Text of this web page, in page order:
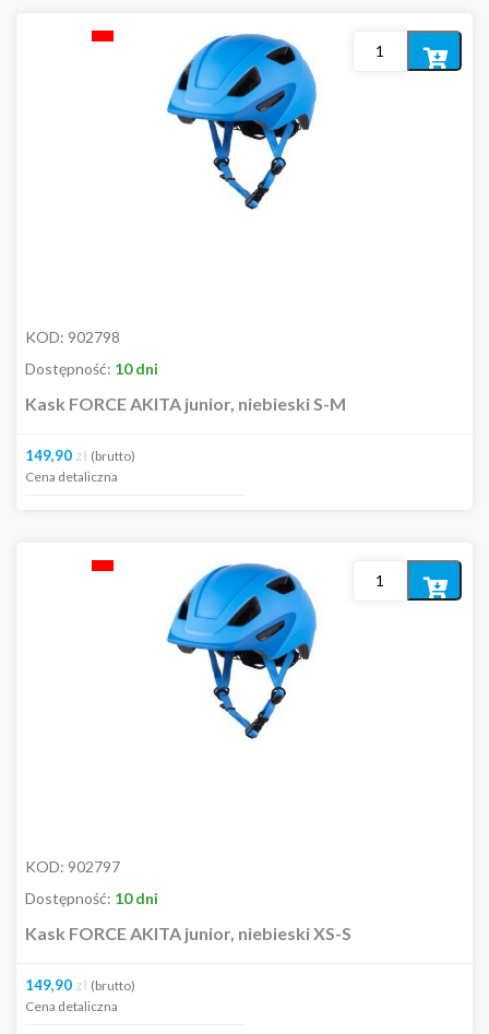
KOD: 902798
Dostępność: 10 dni
Kask FORCE AKITA junior, niebieski S-M
149,90 zł (brutto)
Cena detaliczna
Dodaj
KOD: 902797
Dostępność: 10 dni
Kask FORCE AKITA junior, niebieski XS-S
149,90 zł (brutto)
Cena detaliczna
Dodaj